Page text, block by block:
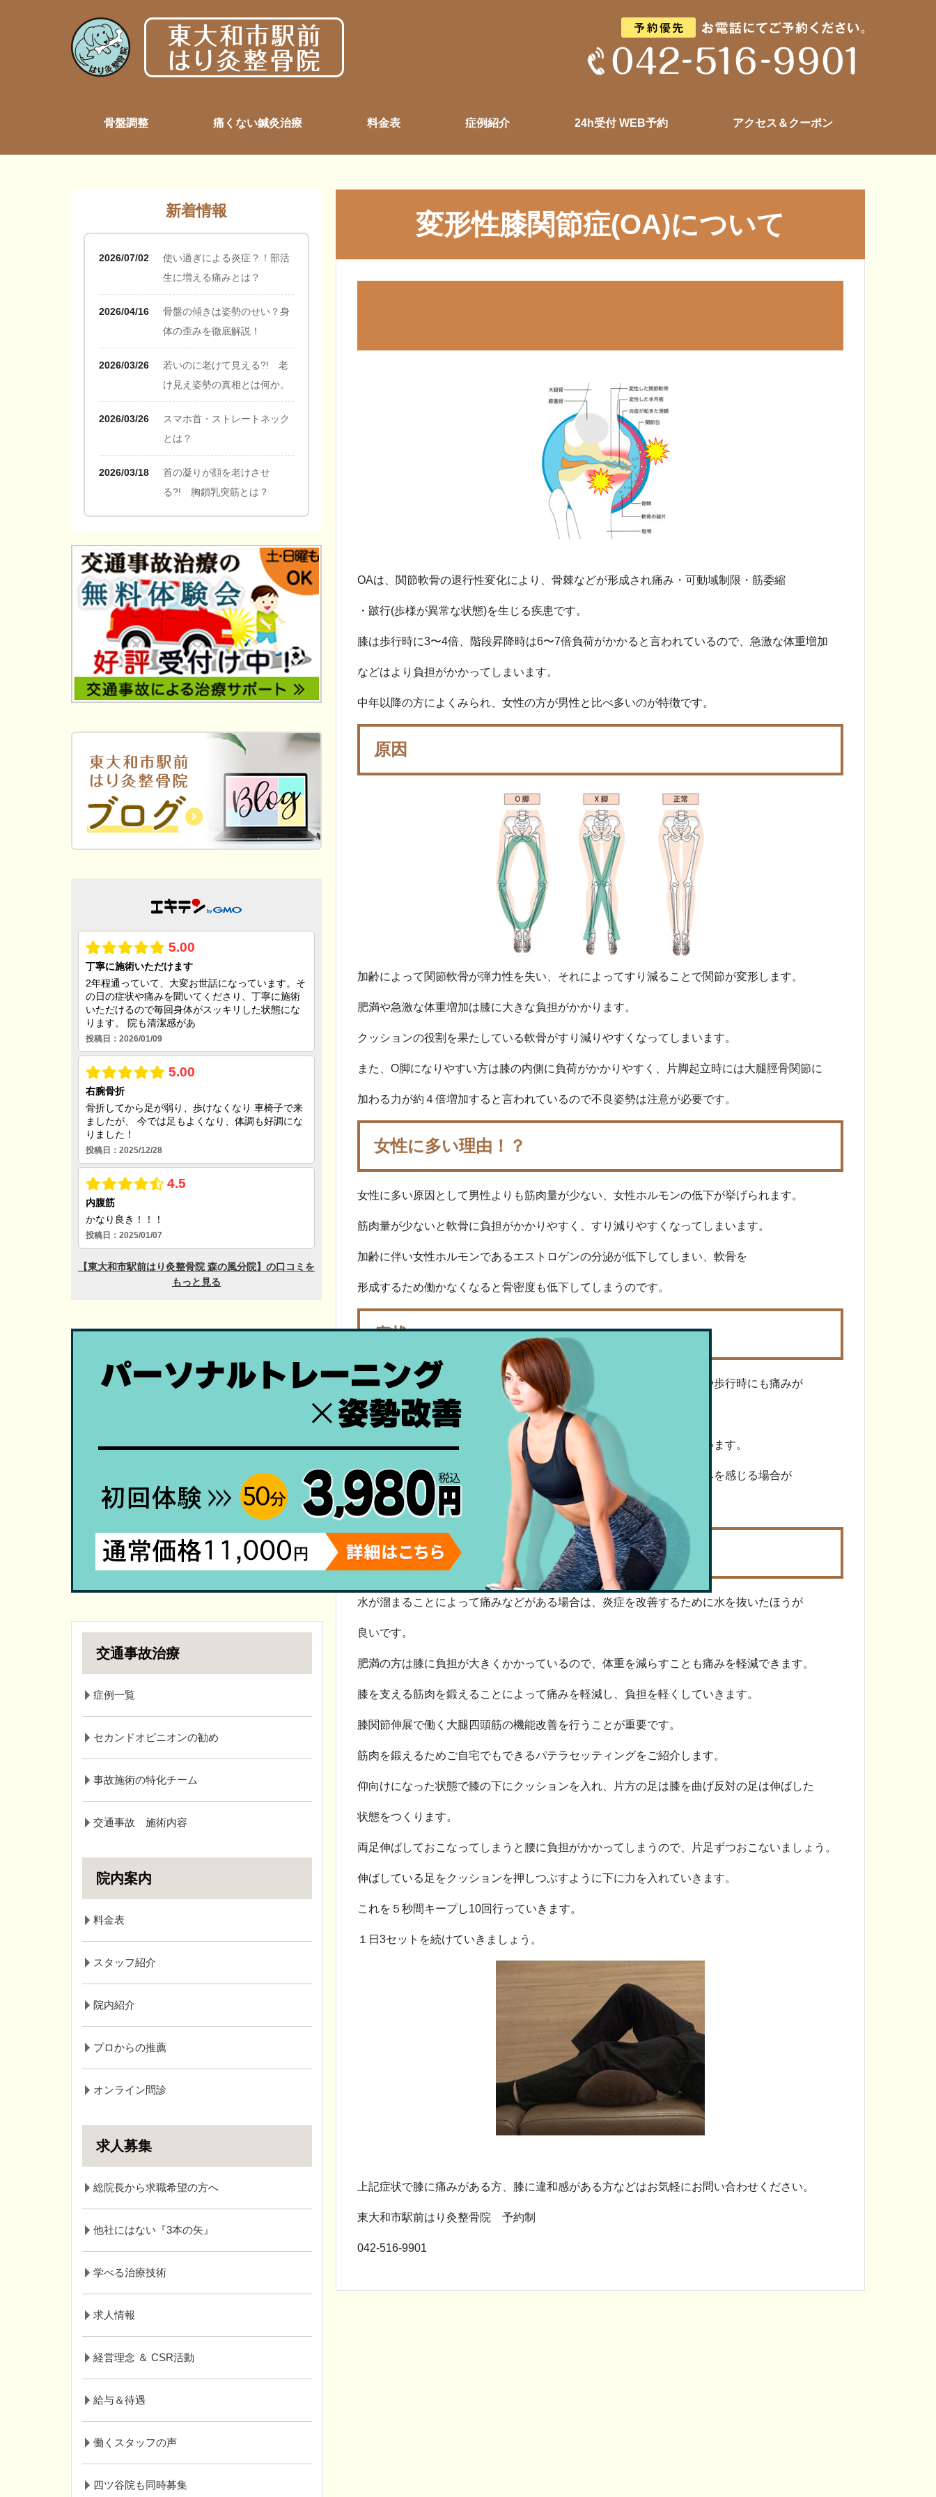
骨盤調整 痛くない鍼灸治療 料金表 症例紹介 24h受付 WEB予約 アクセス＆クーポン
変形性膝関節症(OA)について
OAは、関節軟骨の退行性変化により、骨棘などが形成され痛み・可動域制限・筋委縮
・跛行(歩様が異常な状態)を生じる疾患です。
膝は歩行時に3〜4倍、階段昇降時は6〜7倍負荷がかかると言われているので、急激な体重増加
などはより負担がかかってしまいます。
中年以降の方によくみられ、女性の方が男性と比べ多いのが特徴です。
原因
加齢によって関節軟骨が弾力性を失い、それによってすり減ることで関節が変形します。
肥満や急激な体重増加は膝に大きな負担がかかります。
クッションの役割を果たしている軟骨がすり減りやすくなってしまいます。
また、O脚になりやすい方は膝の内側に負荷がかかりやすく、片脚起立時には大腿脛骨関節に
加わる力が約４倍増加すると言われているので不良姿勢は注意が必要です。
女性に多い理由！？
女性に多い原因として男性よりも筋肉量が少ない、女性ホルモンの低下が挙げられます。
筋肉量が少ないと軟骨に負担がかかりやすく、すり減りやすくなってしまいます。
加齢に伴い女性ホルモンであるエストロゲンの分泌が低下してしまい、軟骨を
形成するため働かなくなると骨密度も低下してしまうのです。
症状
初期は立ち上がり時の痛みがでますが、進行してしまうと階段昇降時や歩行時にも痛みが
出てきてしまします。
関節軟骨がすり減ることで関節液の量が増え、膝に水が溜まってしまいます。
水が溜まることによって膝が曲げ伸ばししづらかったり、違和感や痛みを感じる場合が
あります。
施術と予防
水が溜まることによって痛みなどがある場合は、炎症を改善するために水を抜いたほうが
良いです。
肥満の方は膝に負担が大きくかかっているので、体重を減らすことも痛みを軽減できます。
膝を支える筋肉を鍛えることによって痛みを軽減し、負担を軽くしていきます。
膝関節伸展で働く大腿四頭筋の機能改善を行うことが重要です。
筋肉を鍛えるためご自宅でもできるパテラセッティングをご紹介します。
仰向けになった状態で膝の下にクッションを入れ、片方の足は膝を曲げ反対の足は伸ばした
状態をつくります。
両足伸ばしておこなってしまうと腰に負担がかかってしまうので、片足ずつおこないましょう。
伸ばしている足をクッションを押しつぶすように下に力を入れていきます。
これを５秒間キープし10回行っていきます。
１日3セットを続けていきましょう。
上記症状で膝に痛みがある方、膝に違和感がある方などはお気軽にお問い合わせください。
東大和市駅前はり灸整骨院 予約制
042-516-9901
新着情報
2026/07/02
使い過ぎによる炎症？！部活
生に増える痛みとは？
2026/04/16
骨盤の傾きは姿勢のせい？身
体の歪みを徹底解説！
2026/03/26
若いのに老けて見える?! 老
け見え姿勢の真相とは何か。
2026/03/26
スマホ首・ストレートネック
とは？
2026/03/18
首の凝りが顔を老けさせ
る?! 胸鎖乳突筋とは？
交通事故治療
症例一覧
セカンドオピニオンの勧め
事故施術の特化チーム
交通事故 施術内容
院内案内
料金表
スタッフ紹介
院内紹介
プロからの推薦
オンライン問診
求人募集
総院長から求職希望の方へ
他社にはない『3本の矢』
学べる治療技術
求人情報
経営理念 ＆ CSR活動
給与＆待遇
働くスタッフの声
四ツ谷院も同時募集